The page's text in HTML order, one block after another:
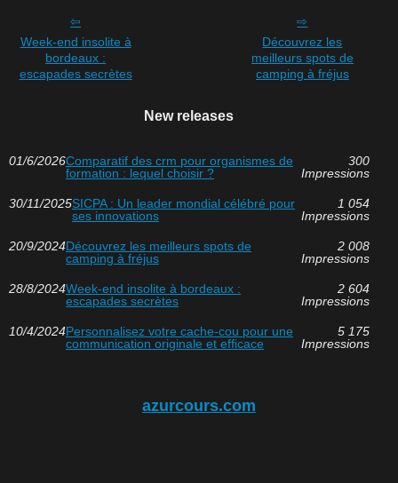
Week-end insolite à
bordeaux :
escapades secrètes
Découvrez les
meilleurs spots de
camping à fréjus
New releases
01/6/2026Comparatif des crm pour organismes de
formation : lequel choisir ?
300
Impressions
30/11/2025SICPA : Un leader mondial célébré pour
ses innovations
1 054
Impressions
20/9/2024Découvrez les meilleurs spots de
camping à fréjus
2 008
Impressions
28/8/2024Week-end insolite à bordeaux :
escapades secrètes
2 604
Impressions
10/4/2024Personnalisez votre cache-cou pour une
communication originale et efficace
5 175
Impressions
azurcours.com